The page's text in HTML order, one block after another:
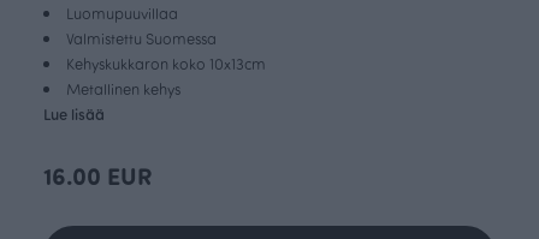
Luomupuuvillaa
Valmistettu Suomessa
Kehyskukkaron koko 10x13cm
Metallinen kehys
Lue lisää
16.00 EUR